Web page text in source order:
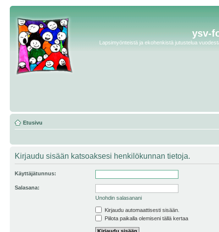
ysv-
Lapsimyönteistä ja ekohenkistä jutustelua
Etusivu
Kirjaudu sisään katsoaksesi henkilökunnan tietoja.
Käyttäjätunnus:
Salasana:
Unohdin salasanani
Kirjaudu automaattisesti sisään.
Piilota paikalla olemiseni tällä kertaa